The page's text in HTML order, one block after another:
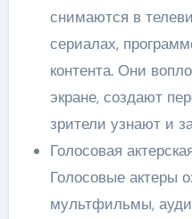
снимаются в
сериалах,
контента. Они
экране, создают
зрители узнают и
Голосовая
Голосовые актеры
мультфильмы,